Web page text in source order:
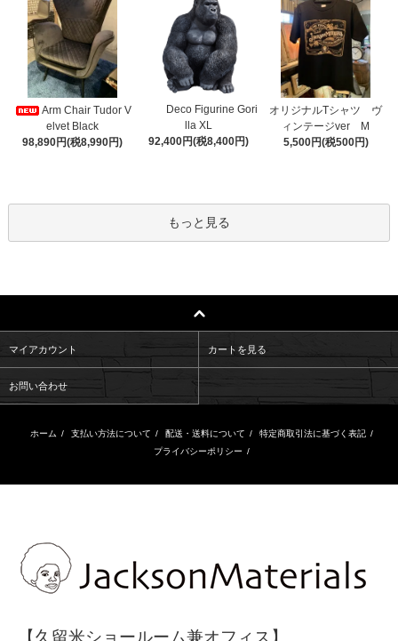
Arm Chair Tudor V
elvet Black
98,890円(税8,990円)
Deco Figurine Gori
lla XL
92,400円(税8,400円)
オリジナルTシャツ ヴ
ィンテージver M
5,500円(税500円)
もっと見る
マイアカウント カートを見る
お問い合わせ
ホーム / 支払い方法について / 配送・送料について / 特定商取引法に基づく表記 /
プライバシーポリシー /
【久留米ショールーム兼オフィス】